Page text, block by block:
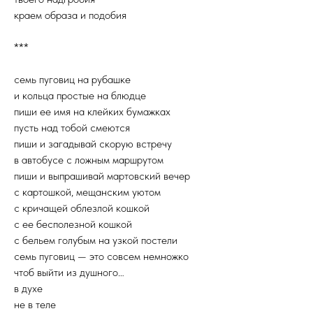
краем образа и подобия
***
семь пуговиц на рубашке
и кольца простые на блюдце
пиши ее имя на клейких бумажках
пусть над тобой смеются
пиши и загадывай скорую встречу
в автобусе с ложным маршрутом
пиши и выпрашивай мартовский вечер
с картошкой, мещанским уютом
с кричащей облезлой кошкой
с ее бесполезной кошкой
с бельем голубым на узкой постели
семь пуговиц — это совсем немножко
чтоб выйти из душного…
в духе
не в теле